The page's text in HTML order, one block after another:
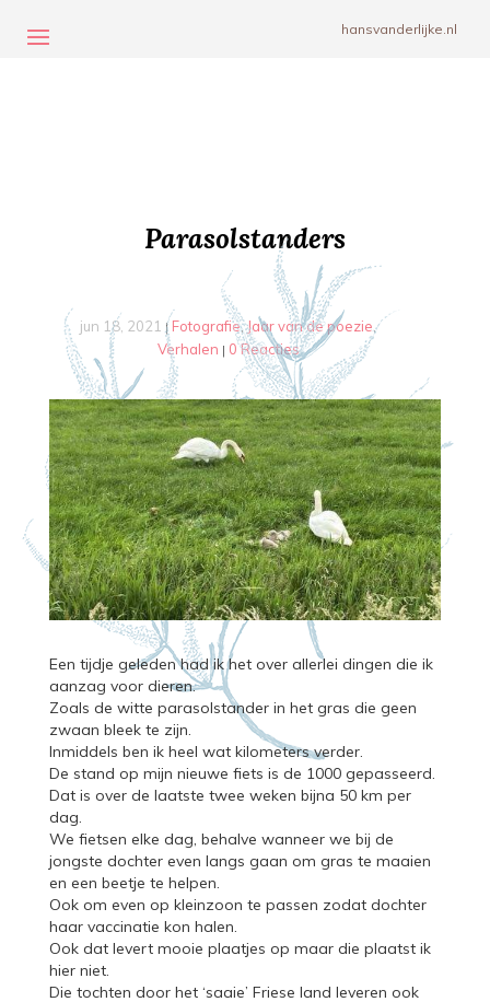
hansvanderlijke.nl
Parasolstanders
jun 18, 2021 | Fotografie,Jaar van de poezie,
Verhalen | 0 Reacties
​Een tijdje geleden had ik het over allerlei dingen die ik
aanzag voor dieren.
Zoals de witte parasolstander in het gras die geen
zwaan bleek te zijn.
Inmiddels ben ik heel wat kilometers verder.
De stand op mijn nieuwe fiets is de 1000 gepasseerd.
Dat is over de laatste twee weken bijna 50 km per
dag.
We fietsen elke dag, behalve wanneer we bij de
jongste dochter even langs gaan om gras te maaien
en een beetje te helpen.
Ook om even op kleinzoon te passen zodat dochter
haar vaccinatie kon halen.
Ook dat levert mooie plaatjes op maar die plaatst ik
hier niet.
Die tochten door het ‘saaie’ Friese land leveren ook